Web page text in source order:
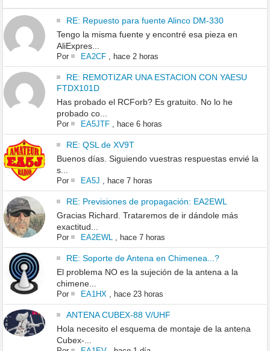
RE: Repuesto para fuente Alinco DM-330
Tengo la misma fuente y encontré esa pieza en
AliExpres...
Por EA2CF, hace 2 horas
RE: REMOTIZAR UNA ESTACION CON YAESU
FTDX101D
Has probado el RCForb? Es gratuito. No lo he
probado co...
Por EA5JTF, hace 6 horas
RE: QSL de XV9T
Buenos días. Siguiendo vuestras respuestas envié la
s...
Por EA5J hace 7 horas
RE: Previsiones de propagación: EA2EWL
Gracias Richard. Trataremos de ir dándole más
exactitud...
Por EA2EWL hace 7 horas
RE: Soporte de Antena en Chimenea...?
El problema NO es la sujeción de la antena a la
chimene...
Por EA1HX hace 23 horas
ANTENA CUBEX-88 V/UHF
Hola necesito el esquema de montaje de la antena
Cubex-...